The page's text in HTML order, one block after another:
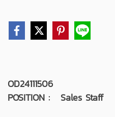
OD24111506
POSITION : Sales Staff